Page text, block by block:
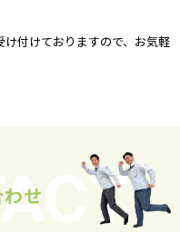
付けておりますので、お気軽
せ